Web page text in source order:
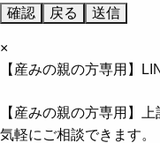
×
【産みの親の方専用】
【産みの親の方専用】
気軽にご相談できます。